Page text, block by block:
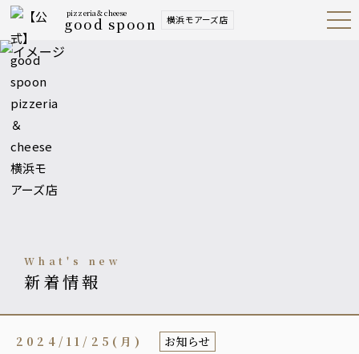
pizzeria＆cheese
good spoon 横浜モアーズ店 Open
Navig
what's new
新着情報
2024/11/25(月) お知らせ